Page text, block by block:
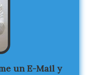
un E-Mail y